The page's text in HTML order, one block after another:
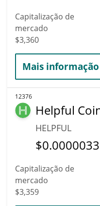
Capitalização de
mercado
$3,360
Mais informação
12376
Helpful
HELPFUL
$
Capitalização de
mercado
$3,359